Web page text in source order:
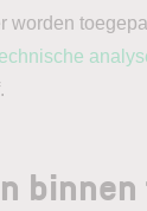
worden